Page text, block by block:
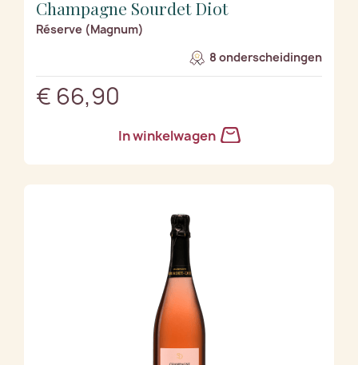
Champagne Sourdet Diot
Réserve (Magnum)
8 onderscheidingen
€ 66,90
In winkelwagen